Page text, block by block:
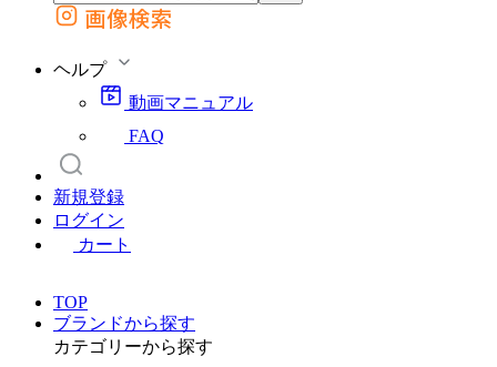
外部サイトの商品をカートに追加
画像検索
ヘルプ
動画マニュアル
FAQ
新規登録
ログイン
カート
TOP
ブランドから探す
カテゴリーから探す